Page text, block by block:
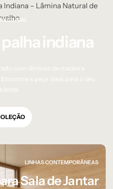
NATURAL
indiana
com lâminas de madeira
a peça ideal para o seu
LINHAS CONTEMPORÂNEAS
Sala de Jantar